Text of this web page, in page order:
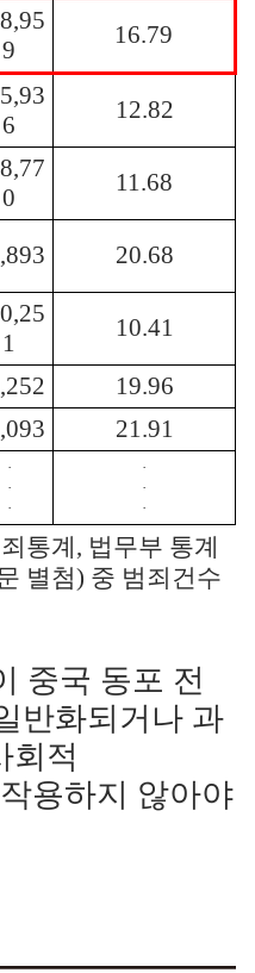
9
16.79
6
12.82
0
11.68
20.68
1
10.41
19.96
21.91
·
·
·
·
·
·
통계, 법무부 통계
별첨) 중 범죄건수
중국 동포 전
반화되거나 과
회적
용하지 않아야